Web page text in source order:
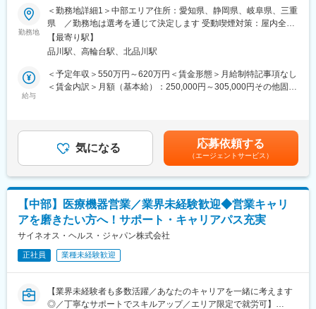
て「医療経営士」の取得を目指していただくことも可能です。
(2)プロジェクトマネジメント体制：プロジェクトマネージャー、
スーパーバイザーが日々の活動をフォローします。定期的な連絡
や面談のほか、必要に応じて素早くバックアップに入るなど、MR
として結果を出せるように万全のサポート体制を整えています。
(3)豊富なプロジェクト数、50社を超える多数の取引メーカー：同
業他社と比較しても、多くのプロジェクト数があり、様々なご経
・入社3年目（MR経験者）28歳：642万（月給＋日当＋住宅手
当）
・入社5年目（MR経験者）33歳：712万（月給＋日当＋住宅手
変更の範囲：会社の定める業務
パス豊富】
＼そもそも「MR」とは？／
「医薬情報提供者」と呼ばれる専門資格を取得して活動する営業
職です。IQVIAのお客様である国内医薬品メーカーにて、医薬品の
営業活動を行っていただきます。
人々の命を守る商材に携わるため、社会貢献性と安定性を兼ね備
まずはご入社から2か月間MR導入研修を受講し、MR資格を取得
していただきます。
資格取得と聞くとハードルが高く思われる方もいるかもしれませ
文理問わず一から学べる環境を整えているため、専門知識は入社
後に身に付ける意欲があれば問題ございません。
社員の活躍事例についての詳細は、是非こちらのURLも併せてご
覧ください。
https://healthcarecareerpark.iqvia.com/
■具体的な業務
すでに取引のある病院の医師や薬剤師に向け、医薬品の効果や副
作用・適切な使用方法などの情報を提供し、薬剤のプロモーショ
勤務地
＜勤務地詳細1＞中部エリア住所：愛知県、静岡県、岐阜県、三重
県 ／勤務地は選考を通じて決定します 受動喫煙対策：屋内全面
禁煙＜勤務地詳細2＞本社住所：東京都港区高輪4-10-18 京急第1
ビル勤務地最寄駅：JR各線／品川駅受動喫煙対策：屋内全面禁煙
【最寄り駅】
品川駅、高輪台駅、北品川駅
給与
＜予定年収＞550万円～620万円＜賃金形態＞月給制特記事項なし
＜賃金内訳＞月額（基本給）：250,000円～305,000円その他固定
手当支給する。【補足】プロジェクト稼働手当(35,000円)、外勤
日当（1日1,500円／外勤3.5時間以上）■変動賞与制（6月・12
月・3月）※平均実績6ヶ月分■インセンティブ：3月（対象者）賃
金はあくまでも目安の金額であり、選考を通じて上下する可能性
があります。月給(月額)は固定手当を含めた表記です。
気になる 応募依頼する
（エージェントサービス）
【中部】医療機器営業／業界未経験歓迎◆営業キャリ
アを磨きたい方へ！サポート・キャリアパス充実
サイネオス・ヘルス・ジャパン株式会社
正社員 業種未経験歓迎
【業界未経験者も多数活躍／あなたのキャリアを一緒に考えます
◎／丁寧なサポートでスキルアップ／エリア限定で就労可】